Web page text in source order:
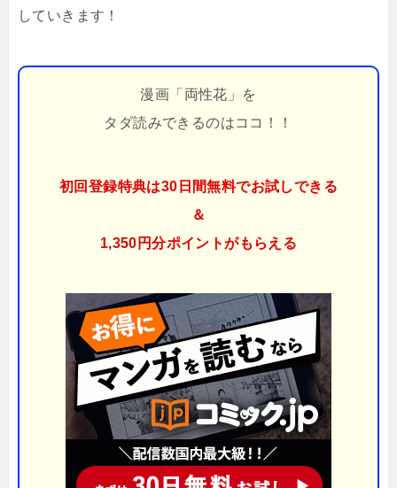
していきます！
漫画「両性花」を
タダ読みできるのはココ！！
初回登録特典は30日間無料でお試しできる
＆
1,350円分ポイントがもらえる